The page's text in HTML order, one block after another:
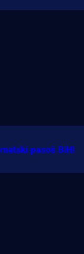
startupasoš BiH!